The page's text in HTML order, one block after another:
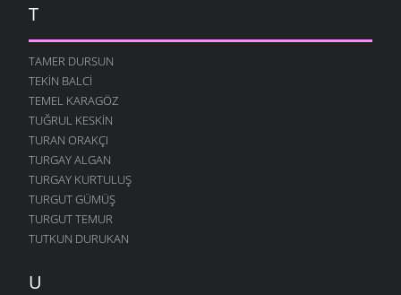
T
TAMER DURSUN
TEKIN BALCI
TEMEL KARAGÖZ
TUĞRUL KESKIN
TURAN ORAKÇI
TURGAY ALGAN
TURGAY KURTULUŞ
TURGUT GÜMÜŞ
TURGUT TEMUR
TUTKUN DURUKAN
U